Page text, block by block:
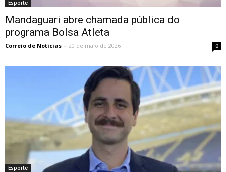
Esporte
Mandaguari abre chamada pública do
programa Bolsa Atleta
Correio de Notícias - 20 de maio de 2026 0
Esporte